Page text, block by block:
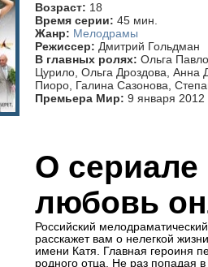
Возраст: 18
Время серии: 45 мин.
Жанр: Мелодрамы
Режиссер: Дмитрий Гольдман
В главных ролях: Ольга
Цурило, Ольга Дроздова, Анна
Пиоро, Галина Сазонова,
Премьера Мир: 9 января 2012
О сериале
любовь
Российский
расскажет вам о нелегкой
имени Катя. Главная героиня
родного отца. Не раз попадая